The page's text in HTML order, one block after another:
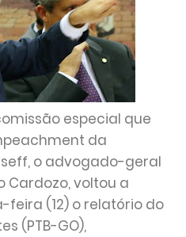
especial que
da
o advogado-geral
Cardozo, voltou a
(12) o relatório do
(PTB-GO),